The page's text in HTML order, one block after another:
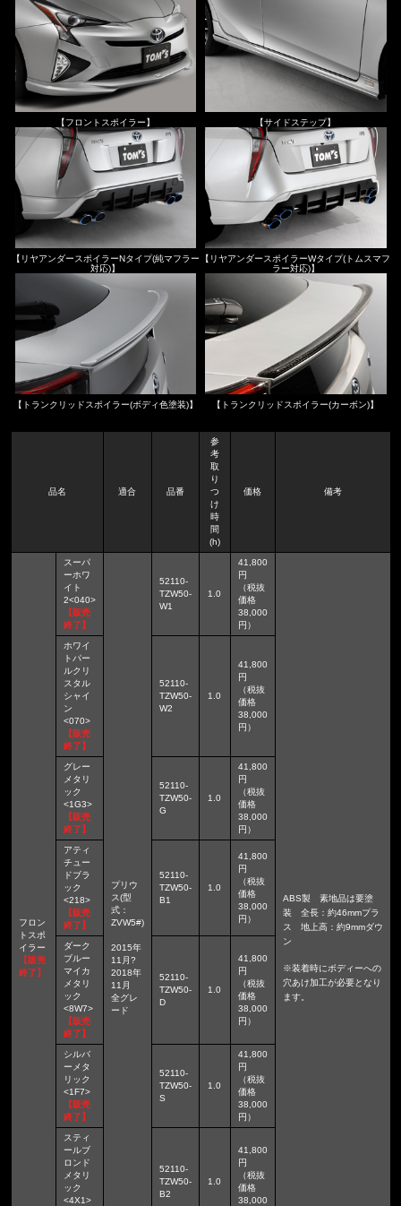
【フロントスポイラー】 【サイドステップ】
【リヤアンダースポイラーNタイプ(純マフラー
対応)】
【リヤアンダースポイラーWタイプ(トムスマフ
ラー対応)】
【トランクリッドスポイラー(ボディ色塗装)】 【トランクリッドスポイラー(カーボン)】
品名 適合 品番
参
考
取
り
つ
け
時
間
(h)
価格 備考
フロン
トスポ
イラー
【販売
終了】
スーパ
ーホワ
イト
2<040>
【販売
終了】
プリウ
ス(型
式：
ZVW5#)
2015年
11月?
2018年
11月
全グレ
ード
52110-
TZW50-
W1
1.0
41,800
円
（税抜
価格
38,000
円）
ABS製 素地品は要塗
装 全長：約46mmプラ
ス 地上高：約9mmダウ
ン
※装着時にボディーへの
穴あけ加工が必要となり
ます。
ホワイ
トパー
ルクリ
スタル
シャイ
ン
<070>
【販売
終了】
52110-
TZW50-
W2
1.0
41,800
円
（税抜
価格
38,000
円）
グレー
メタリ
ック
<1G3>
【販売
終了】
52110-
TZW50-
G
1.0
41,800
円
（税抜
価格
38,000
円）
アティ
チュー
ドブラ
ック
<218>
【販売
終了】
52110-
TZW50-
B1
1.0
41,800
円
（税抜
価格
38,000
円）
ダーク
ブルー
マイカ
メタリ
ック
<8W7>
【販売
終了】
52110-
TZW50-
D
1.0
41,800
円
（税抜
価格
38,000
円）
シルバ
ーメタ
リック
<1F7>
【販売
終了】
52110-
TZW50-
S
1.0
41,800
円
（税抜
価格
38,000
円）
スティ
ールブ
ロンド
メタリ
ック
<4X1>
52110-
TZW50-
B2
1.0
41,800
円
（税抜
価格
38,000